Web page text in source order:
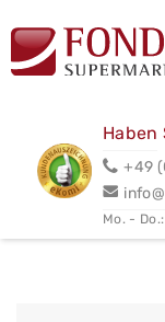
Haben
+49
Mo. -